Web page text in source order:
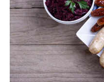
gradu
da
postane
najzeleniji
u
Europi